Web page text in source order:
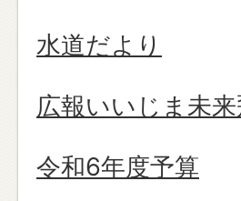
水道だより
広報いいじま未
令和6年度予算